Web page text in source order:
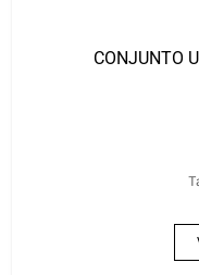
CONJUNTO